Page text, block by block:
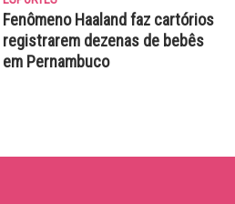
Fenômeno Haaland faz cartórios
registrarem dezenas de bebês
em Pernambuco